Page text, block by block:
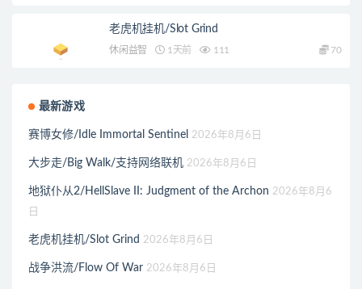
老虎机挂机/Slot Grind
休闲益智 1天前 111 70
最新游戏
赛博女修/Idle Immortal Sentinel 2026年8月6日
大步走/Big Walk/支持网络联机 2026年8月6日
地狱仆从2/HellSlave II: Judgment of the Archon 2026年8月6
日
老虎机挂机/Slot Grind 2026年8月6日
战争洪流/Flow Of War 2026年8月6日